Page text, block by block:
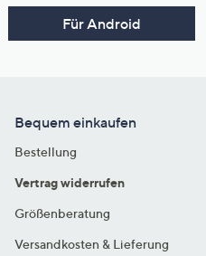
Für Android
Bequem einkaufen
Bestellung
Vertrag widerrufen
Größenberatung
Versandkosten & Lieferung